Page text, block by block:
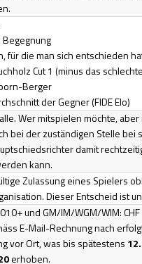
Begegnung
für die man sich entschieden
Cut 1 (minus das
Berger
der Gegner (FIDE Elo)
Wer mitspielen möchte,
bei der zuständigen Stelle
damit
kann.
Zulassung eines Spielers
Dieser Entscheid ist
und GM/IM/WGM/WIM:
E-Mail-Rechnung nach
vor Ort, was bis spätestens
erhoben.